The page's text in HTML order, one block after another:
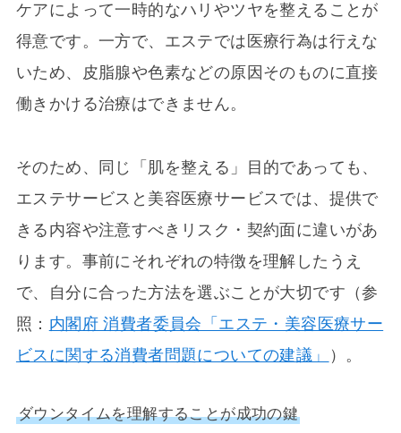
ケアによって一時的なハリやツヤを整えることが
得意です。一方で、エステでは医療行為は行えな
いため、皮脂腺や色素などの原因そのものに直接
働きかける治療はできません。
そのため、同じ「肌を整える」目的であっても、
エステサービスと美容医療サービスでは、提供で
きる内容や注意すべきリスク・契約面に違いがあ
ります。事前にそれぞれの特徴を理解したうえ
で、自分に合った方法を選ぶことが大切です（参
照： 内閣府 消費者委員会「エステ・美容医療サー
ビスに関する消費者問題についての建議」
）。
ダウンタイムを理解することが成功の鍵